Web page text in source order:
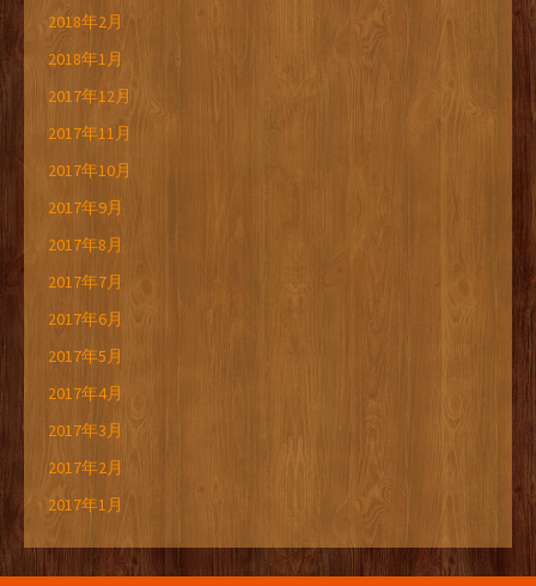
2018年2月
2018年1月
2017年12月
2017年11月
2017年10月
2017年9月
2017年8月
2017年7月
2017年6月
2017年5月
2017年4月
2017年3月
2017年2月
2017年1月